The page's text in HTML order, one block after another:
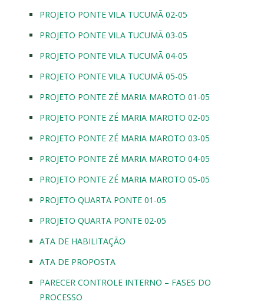
PROJETO PONTE VILA TUCUMÃ 02-05
PROJETO PONTE VILA TUCUMÃ 03-05
PROJETO PONTE VILA TUCUMÃ 04-05
PROJETO PONTE VILA TUCUMÃ 05-05
PROJETO PONTE ZÉ MARIA MAROTO 01-05
PROJETO PONTE ZÉ MARIA MAROTO 02-05
PROJETO PONTE ZÉ MARIA MAROTO 03-05
PROJETO PONTE ZÉ MARIA MAROTO 04-05
PROJETO PONTE ZÉ MARIA MAROTO 05-05
PROJETO QUARTA PONTE 01-05
PROJETO QUARTA PONTE 02-05
ATA DE HABILITAÇÃO
ATA DE PROPOSTA
PARECER CONTROLE INTERNO – FASES DO
PROCESSO